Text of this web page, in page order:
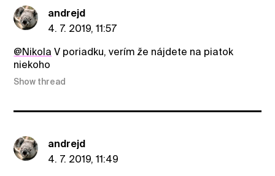
andrejd
4. 7. 2019, 11:57
@Nikola V poriadku, verím že nájdete na piatok
niekoho
Show thread
andrejd
4. 7. 2019, 11:49